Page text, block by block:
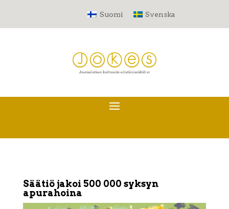
Suomi Svenska
Säätiö jakoi 500 000 syksyn
apurahoina